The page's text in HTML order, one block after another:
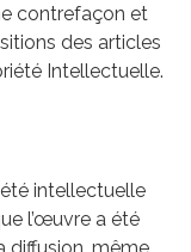
contrefaçon et
des articles
Intellectuelle.
intellectuelle
l’œuvre a été